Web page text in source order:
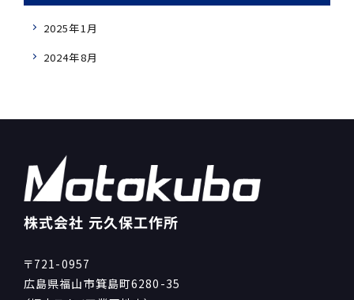
2025年1月
2024年8月
株式会社 元久保工作所
〒721-0957
広島県福山市箕島町6280-35